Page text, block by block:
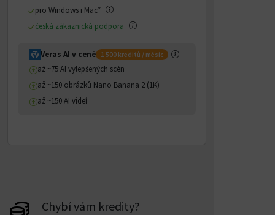
pro Windows i Mac*
česká zákaznická podpora
Veras AI v ceně 1 500 kreditů / měsíc
až ~75 AI vylepšených scén
až ~150 obrázků Nano Banana 2 (1K)
až ~150 AI videí
Chybí vám kredity?